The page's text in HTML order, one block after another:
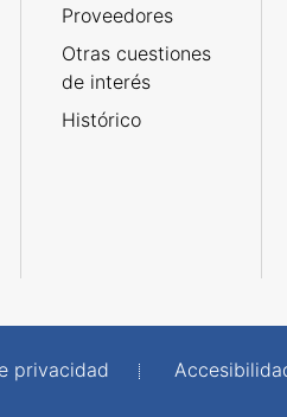
Proveedores
Otras cuestiones
de interés
Histórico
privacidad